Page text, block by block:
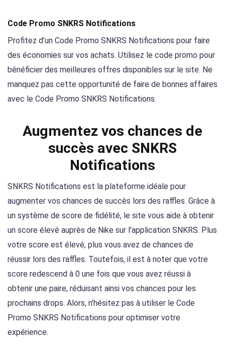
Code Promo SNKRS Notifications
Profitez d’un Code Promo SNKRS Notifications pour faire
des économies sur vos achats. Utilisez le code promo pour
bénéficier des meilleures offres disponibles sur le site. Ne
manquez pas cette opportunité de faire de bonnes affaires
avec le Code Promo SNKRS Notifications.
Augmentez vos chances de
succès avec SNKRS
Notifications
SNKRS Notifications est la plateforme idéale pour
augmenter vos chances de succès lors des raffles. Grâce à
un système de score de fidélité, le site vous aide à obtenir
un score élevé auprès de Nike sur l’application SNKRS. Plus
votre score est élevé, plus vous avez de chances de
réussir lors des raffles. Toutefois, il est à noter que votre
score redescend à 0 une fois que vous avez réussi à
obtenir une paire, réduisant ainsi vos chances pour les
prochains drops. Alors, n’hésitez pas à utiliser le Code
Promo SNKRS Notifications pour optimiser votre
expérience.